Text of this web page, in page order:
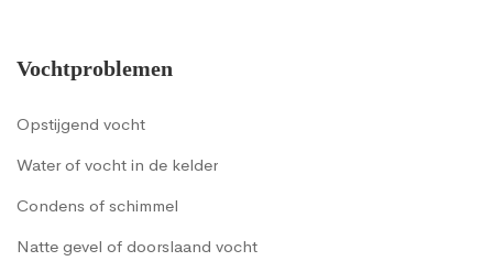
Vochtproblemen
Opstijgend vocht
Water of vocht in de kelder
Condens of schimmel
Natte gevel of doorslaand vocht